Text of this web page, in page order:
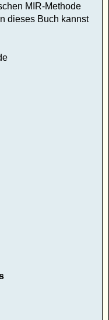
MIR-Methode
dieses Buch kannst